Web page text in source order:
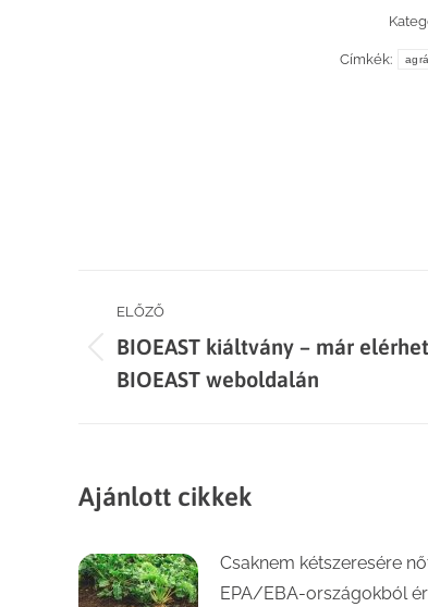
Címkék:
Post
navigation
ELŐZŐ
Previous
post:
BIOEAST kiáltvány – már
BIOEAST weboldalán
Ajánlott cikkek
Csaknem kétszeresére
EPA/EBA-országokból